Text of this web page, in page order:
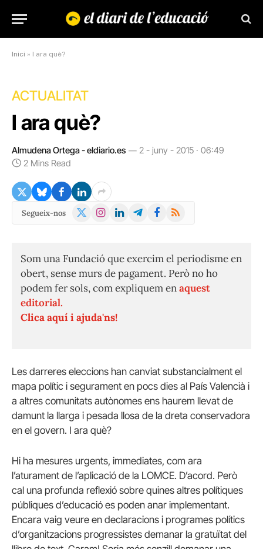
Inici » I ara què?
ACTUALITAT
I ara què?
Almudena Ortega - eldiario.es
2 - juny - 2015 · 06:49
2 Mins Read
Segueix-nos
X
Instagram
LinkedInTelegramFacebook
RSS
Som una Fundació que exercim el periodisme en
obert, sense murs de pagament. Però no ho
podem fer sols, com expliquem enaquest
editorial.
Clica aquí i ajuda'ns!
Les darreres eleccions han canviat substancialment el
mapa polític i segurament en pocs dies al País Valencià i
a altres comunitats autònomes ens haurem llevat de
damunt la llarga i pesada llosa de la dreta conservadora
en el govern. I ara què?
Hi ha mesures urgents, immediates, com ara
l’aturament de l’aplicació de la LOMCE. D’acord. Però
cal una profunda reflexió sobre quines altres polítiques
públiques d’educació es poden anar implementant.
Encara vaig veure en declaracions i programes polítics
d’organitzacions progressistes demanar la gratuïtat del